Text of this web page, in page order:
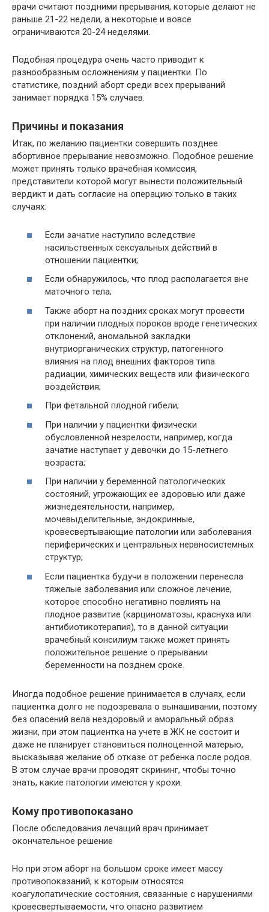
врачи считают поздними прерывания, которые делают не
раньше 21-22 недели, а некоторые и вовсе
ограничиваются 20-24 неделями.
Подобная процедура очень часто приводит к
разнообразным осложнениям у пациентки. По
статистике, поздний аборт среди всех прерываний
занимает порядка 15% случаев.
Причины и показания
Итак, по желанию пациентки совершить позднее
абортивное прерывание невозможно. Подобное решение
может принять только врачебная комиссия,
представители которой могут вынести положительный
вердикт и дать согласие на операцию только в таких
случаях:
Если зачатие наступило вследствие
насильственных сексуальных действий в
отношении пациентки;
Если обнаружилось, что плод располагается вне
маточного тела;
Также аборт на поздних сроках могут провести
при наличии плодных пороков вроде генетических
отклонений, аномальной закладки
внутриорганических структур, патогенного
влияния на плод внешних факторов типа
радиации, химических веществ или физического
воздействия;
При фетальной плодной гибели;
При наличии у пациентки физически
обусловленной незрелости, например, когда
зачатие наступает у девочки до 15-летнего
возраста;
При наличии у беременной патологических
состояний, угрожающих ее здоровью или даже
жизнедеятельности, например,
мочевыделительные, эндокринные,
кровесвертывающие патологии или заболевания
периферических и центральных нервносистемных
структур;
Если пациентка будучи в положении перенесла
тяжелые заболевания или сложное лечение,
которое способно негативно повлиять на
плодное развитие (карциноматозы, краснуха или
антибиотикотерапия), то в данной ситуации
врачебный консилиум также может принять
положительное решение о прерывании
беременности на позднем сроке.
Иногда подобное решение принимается в случаях, если
пациентка долго не подозревала о вынашивании, поэтому
без опасений вела нездоровый и аморальный образ
жизни, при этом пациентка на учете в ЖК не состоит и
даже не планирует становиться полноценной матерью,
высказывая желание об отказе от ребенка после родов.
В этом случае врачи проводят скрининг, чтобы точно
знать, какие патологии имеются у крохи.
Кому противопоказано
После обследования лечащий врач принимает
окончательное решение
Но при этом аборт на большом сроке имеет массу
противопоказаний, к которым относятся
коагулопатические состояния, связанные с нарушениями
кровесвертываемости, что опасно развитием